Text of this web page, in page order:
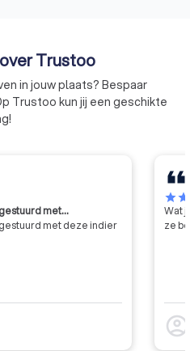
dienstverlening.
verspreid over
benadrukt VVNL
van gelijkheid,
Trustoo
in jouw plaats? Bespaar
Trustoo kun jij een geschikte
met…
met deze indier
starstar
Wat
ze
account_circle